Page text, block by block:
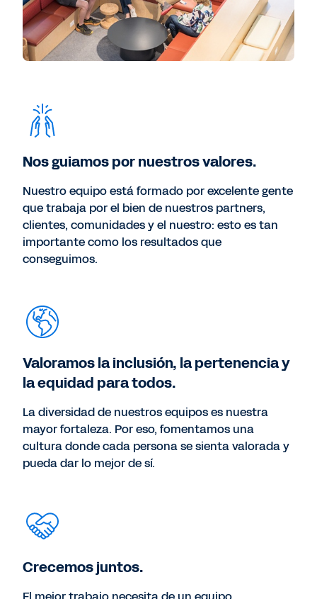
Nos guiamos por nuestros valores.
Nuestro equipo está formado por excelente gente
que trabaja por el bien de nuestros partners,
clientes, comunidades y el nuestro: esto es tan
importante como los resultados que
conseguimos.
Valoramos la inclusión, la pertenencia y
la equidad para todos.
La diversidad de nuestros equipos es nuestra
mayor fortaleza. Por eso, fomentamos una
cultura donde cada persona se sienta valorada y
pueda dar lo mejor de sí.
Crecemos juntos.